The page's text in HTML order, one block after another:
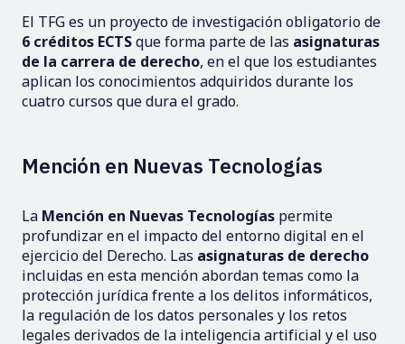
El TFG es un proyecto de investigación obligatorio de
6 créditos ECTSque forma parte de las asignaturas
de la carrera de derecho, en el que los estudiantes
aplican los conocimientos adquiridos durante los
cuatro cursos que dura el grado.
Mención en Nuevas Tecnologías
La Mención en Nuevas Tecnologías permite
profundizar en el impacto del entorno digital en el
ejercicio del Derecho. Las asignaturas de derecho
incluidas en esta mención abordan temas como la
protección jurídica frente a los delitos informáticos,
la regulación de los datos personales y los retos
legales derivados de la inteligencia artificial y el uso